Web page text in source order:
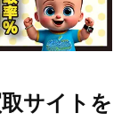
サイトを